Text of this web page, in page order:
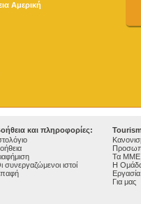
Αμερική
και πληροφορίες:
συνεργαζώμενοι ιστοί
Τα ΜΜΕ
Η
Εργασία
Για μας